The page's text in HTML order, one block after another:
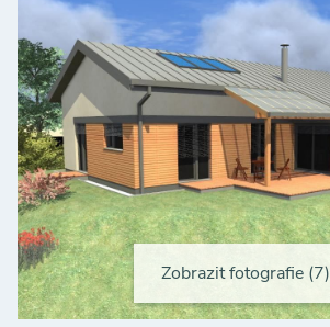
Zobrazit fotografie (7)